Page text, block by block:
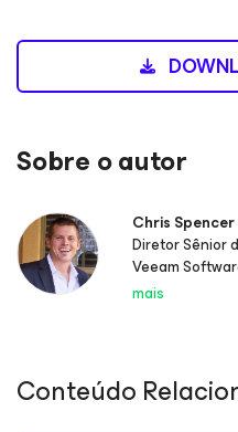
Sobre o autor
Chris Spencer
Diretor Sênior
Veeam
mais
Conteúdo